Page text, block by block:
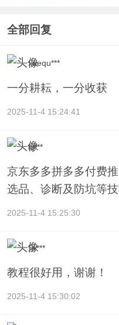
全部回复
xuequ***
一分耕耘，一分收获
2025-11-4 15:24:41
itj***
京东多多拼多多付费
选品、诊断及防坑等技
2025-11-4 15:25:30
乐***
教程很好用，谢谢！
2025-11-4 15:30:02